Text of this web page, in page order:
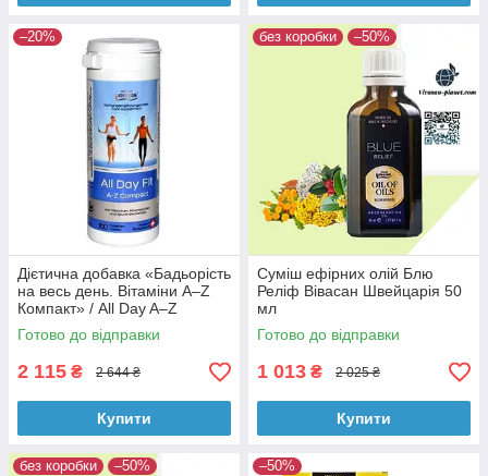
–20%
Дієтична добавка «Бадьорість
на весь день. Вітаміни A–Z
Компакт» / All Day A–Z
Compact, 100 таблеток
Готово до відправки
2 115 ₴ 2 644 ₴
Купити
без коробки –50%
Суміш ефірних олій Блю
Реліф Вівасан Швейцарія 50
мл
Готово до відправки
1 013 ₴ 2 025 ₴
Купити
без коробки –50% –50%